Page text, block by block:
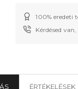
100% eredeti
Kérdésed
ÉRTÉKELÉSEK